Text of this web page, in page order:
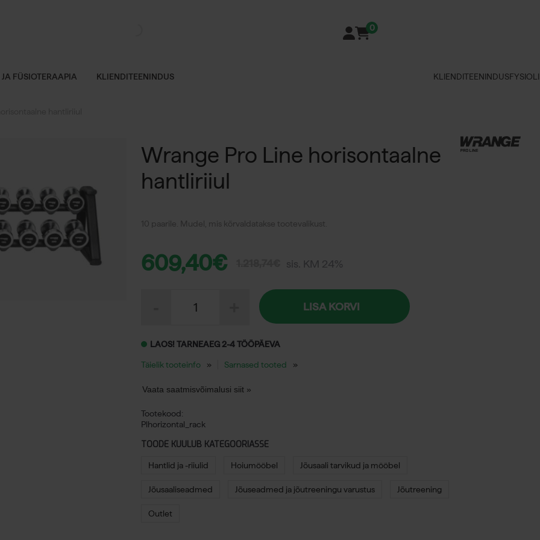
0
FÜSIOTERAAPIA KLIENDITEENINDUS KLIENDITEENINDUS
Wrange Pro Line horisontaalne
hantliriiul
10 paarile. Mudel, mis kõrvaldatakse tootevalikust.
Algne
1.218,74€.
609,40€
Current
609,40€.
sis. KM 24%
LAOS! TARNEAEG 2-4 TÖÖPÄEVA
hantliriiul
LISA KORVI
Täielik tooteinfo Sarnased tooted
Vaata saatmisvõimalusi siit »
Tootekood:
Plhorizontal_rack
TOODE KUULUB KATEGOORIASSE
Hantlid ja -riiulid Hoiumööbel Jõusaali tarvikud ja mööbel
Jõusaaliseadmed Jõuseadmed ja jõutreeningu varustus Jõutreening
Outlet